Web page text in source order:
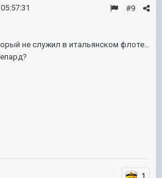
#9
не служил в итальянском флоте…
1